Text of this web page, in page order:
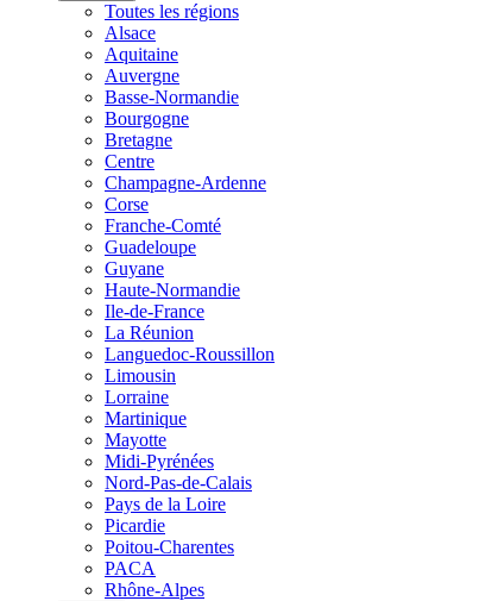
Toutes les régions
Alsace
Aquitaine
Auvergne
Basse-Normandie
Bourgogne
Bretagne
Centre
Champagne-Ardenne
Corse
Franche-Comté
Guadeloupe
Guyane
Haute-Normandie
Ile-de-France
La Réunion
Languedoc-Roussillon
Limousin
Lorraine
Martinique
Mayotte
Midi-Pyrénées
Nord-Pas-de-Calais
Pays de la Loire
Picardie
Poitou-Charentes
PACA
Rhône-Alpes